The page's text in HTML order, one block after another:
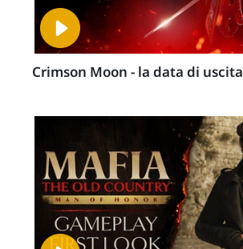
Crimson Moon - la data di uscita